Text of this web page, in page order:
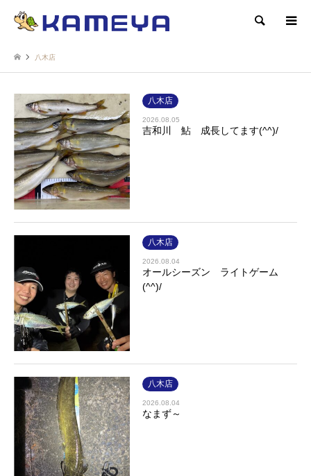
検索
八木店
八木店
2026.08.05
吉和川 鮎 成長してます(^^)/
八木店
2026.08.04
オールシーズン ライトゲーム
(^^)/
八木店
2026.08.04
なまず～